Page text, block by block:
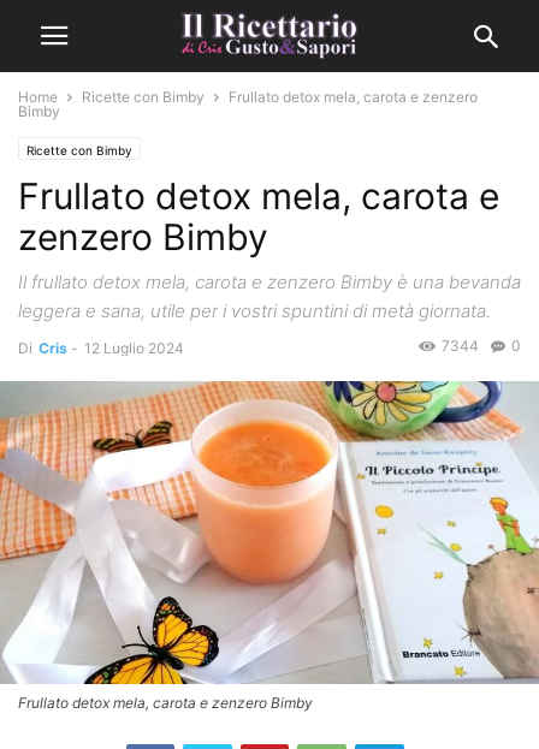
Home Ricette con Bimby
Frullato detox mela, carota e zenzero
Bimby
Ricette con Bimby
Frullato detox mela, carota e
zenzero Bimby
Il frullato detox mela, carota e zenzero Bimby è una bevanda
leggera e sana, utile per i vostri spuntini di metà giornata.
Di Cris - 12 Luglio 2024 0
7344
Frullato detox mela, carota e zenzero Bimby